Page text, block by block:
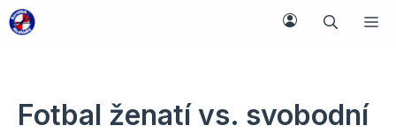
Přeskočit
na
Fotbal ženatí vs. svobodní